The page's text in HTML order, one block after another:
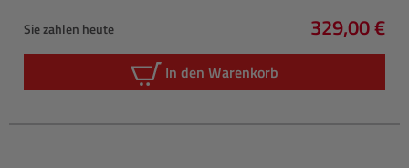
Sie zahlen heute
Regulärer
329,00 €
In den Warenkorb